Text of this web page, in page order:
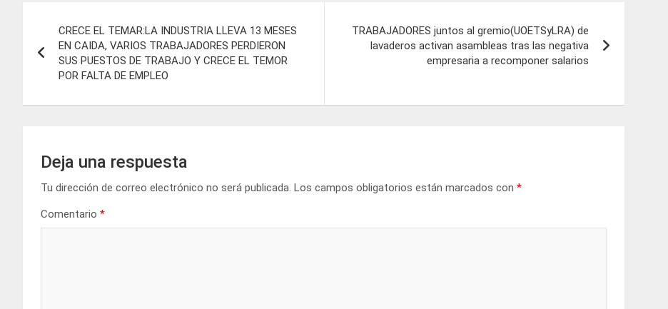
de
entradas
CRECE EL TEMAR:LA INDUSTRIA LLEVA 13 MESES
EN CAIDA, VARIOS TRABAJADORES PERDIERON
SUS PUESTOS DE TRABAJO Y CRECE EL TEMOR
POR FALTA DE EMPLEO
TRABAJADORES juntos al gremio(UOETSyLRA) de
lavaderos activan asambleas tras las negativa
empresaria a recomponer salarios
Deja una respuesta
Tu dirección de correo electrónico no será publicada. Los campos obligatorios están marcados con *
Comentario *